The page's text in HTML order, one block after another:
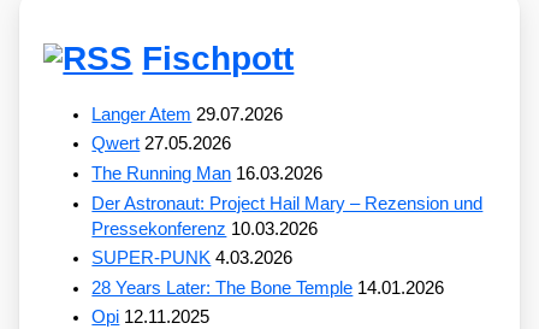
Fischpott
Langer Atem 29.07.2026
Qwert 27.05.2026
The Running Man 16.03.2026
Der Astronaut: Project Hail Mary – Rezension und
Pressekonferenz 10.03.2026
SUPER-PUNK 4.03.2026
28 Years Later: The Bone Temple 14.01.2026
Opi 12.11.2025